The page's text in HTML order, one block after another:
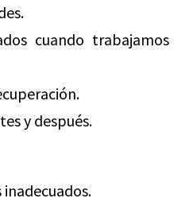
cuando trabajamos
y después.